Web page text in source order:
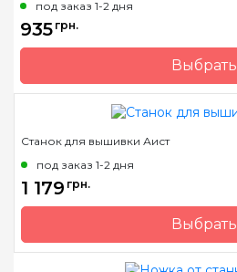
под заказ 1-2 дня
935 грн.
Выбрать
Бренд
Страна-производитель
Станок для вышивки Аист
под заказ 1-2 дня
1 179 грн.
Выбрать
Бренд